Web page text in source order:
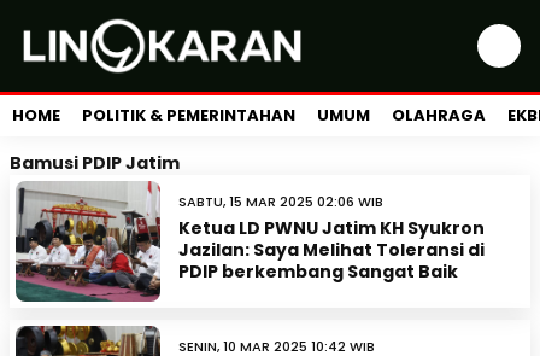
HOME POLITIK & PEMERINTAHAN UMUM OLAHRAGA
Bamusi PDIP Jatim
SABTU, 15 MAR 2025 02:06 WIB
Ketua LD PWNU Jatim KH Syukron
Jazilan: Saya Melihat Toleransi di
PDIP berkembang Sangat Baik
SENIN, 10 MAR 2025 10:42 WIB